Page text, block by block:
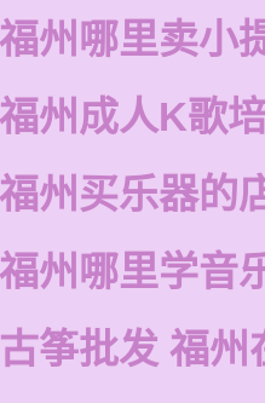
福州哪里卖小
福州成人K歌
福州买乐器的
福州哪里学音
古筝批发 福州